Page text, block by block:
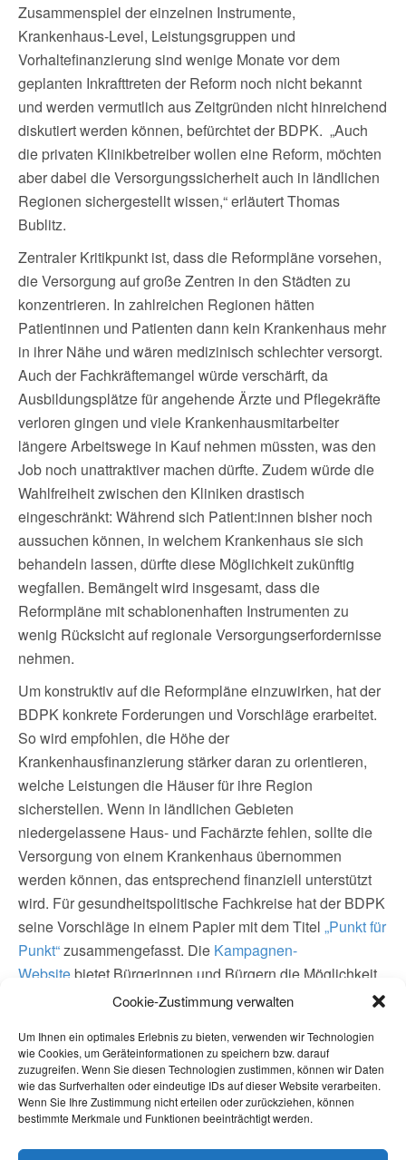
Cookie-Zustimmung verwalten
Um Ihnen ein optimales Erlebnis zu bieten, verwenden wir Technologien
wie Cookies, um Geräteinformationen zu speichern bzw. darauf
zuzugreifen. Wenn Sie diesen Technologien zustimmen, können wir Daten
wie das Surfverhalten oder eindeutige IDs auf dieser Website verarbeiten.
Wenn Sie Ihre Zustimmung nicht erteilen oder zurückziehen, können
bestimmte Merkmale und Funktionen beeinträchtigt werden.
Zusammenspiel der einzelnen Instrumente,
Krankenhaus-Level, Leistungsgruppen und
Vorhaltefinanzierung sind wenige Monate vor dem
geplanten Inkrafttreten der Reform noch nicht bekannt
und werden vermutlich aus Zeitgründen nicht hinreichend
diskutiert werden können, befürchtet der BDPK. „Auch
die privaten Klinikbetreiber wollen eine Reform, möchten
aber dabei die Versorgungssicherheit auch in ländlichen
Regionen sichergestellt wissen,“ erläutert Thomas
Bublitz.
Zentraler Kritikpunkt ist, dass die Reformpläne vorsehen,
die Versorgung auf große Zentren in den Städten zu
konzentrieren. In zahlreichen Regionen hätten
Patientinnen und Patienten dann kein Krankenhaus mehr
in ihrer Nähe und wären medizinisch schlechter versorgt.
Auch der Fachkräftemangel würde verschärft, da
Ausbildungsplätze für angehende Ärzte und Pflegekräfte
verloren gingen und viele Krankenhausmitarbeiter
längere Arbeitswege in Kauf nehmen müssten, was den
Job noch unattraktiver machen dürfte. Zudem würde die
Wahlfreiheit zwischen den Kliniken drastisch
eingeschränkt: Während sich Patient:innen bisher noch
aussuchen können, in welchem Krankenhaus sie sich
behandeln lassen, dürfte diese Möglichkeit zukünftig
wegfallen. Bemängelt wird insgesamt, dass die
Reformpläne mit schablonenhaften Instrumenten zu
wenig Rücksicht auf regionale Versorgungserfordernisse
nehmen.
Um konstruktiv auf die Reformpläne einzuwirken, hat der
BDPK konkrete Forderungen und Vorschläge erarbeitet.
So wird empfohlen, die Höhe der
Krankenhausfinanzierung stärker daran zu orientieren,
welche Leistungen die Häuser für ihre Region
sicherstellen. Wenn in ländlichen Gebieten
niedergelassene Haus- und Fachärzte fehlen, sollte die
Versorgung von einem Krankenhaus übernommen
werden können, das entsprechend finanziell unterstützt
wird. Für gesundheitspolitische Fachkreise hat der BDPK
seine Vorschläge in einem Papier mit dem Titel „Punkt für
Punkt“zusammengefasst. Die Kampagnen-
Websitebietet Bürgerinnen und Bürgern die Möglichkeit,
zum Krankenhausretten beizutragen. Sie können Brief-
über eine Verschlechterung der medizinischen
Versorgung an die zuständigen Politikerinnen und
Politiker zu wenden. Gemeinsam mit den Bürgerinnen
und Bürgern möchte der BDPK sich für eine qualitativ